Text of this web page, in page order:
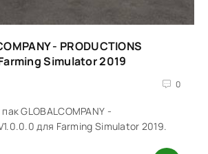
- PRODUCTIONS
Simulator 2019
0
GLOBALCOMPANY -
для Farming Simulator 2019.